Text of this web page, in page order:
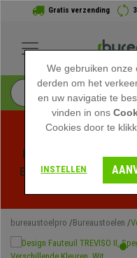
Gratis verzending
Profiteer van de
Exclusieve kortingen
bureaustoelpro Bureaustoelen
We gebruiken onze
derden om het
en uw navigatie te
vinden in ons
Cookies door te
INSTELLEN